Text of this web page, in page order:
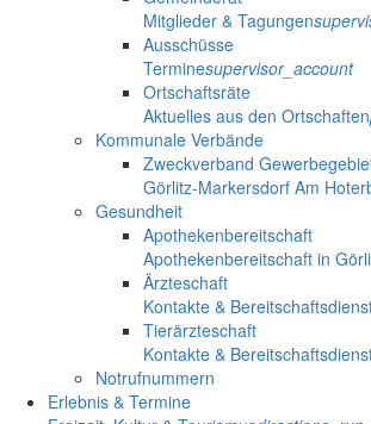
Mitglieder & Tagungen
Ausschüsse
Terminesupervisor_account
Ortschaftsräte
Aktuelles aus den Ortschaften
Kommunale Verbände
Zweckverband
Görlitz-Markersdorf Am
Gesundheit
Apothekenbereitschaft
Apothekenbereitschaft in
Ärzteschaft
Kontakte &
Tierärzteschaft
Kontakte &
Notrufnummern
Erlebnis & Termine